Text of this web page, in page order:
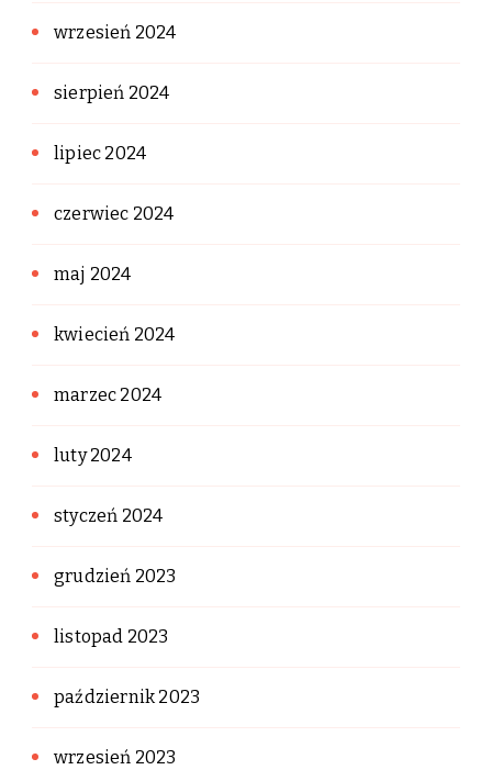
wrzesień 2024
sierpień 2024
lipiec 2024
czerwiec 2024
maj 2024
kwiecień 2024
marzec 2024
luty 2024
styczeń 2024
grudzień 2023
listopad 2023
październik 2023
wrzesień 2023